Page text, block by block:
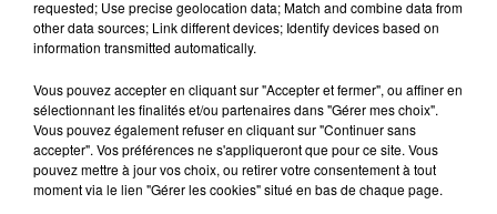
6 août 2026
À Hoerdt, de l’eau brune sort des
6 août 2026
Tags antisémites à Strasbourg :
requested; Use precise geolocation data; Match and combine data from
other data sources; Link different devices; Identify devices based on
information transmitted automatically.
Vous pouvez accepter en cliquant sur "Accepter et fermer", ou affiner en
sélectionnant les finalités et/ou partenaires dans "Gérer mes choix".
Vous pouvez également refuser en cliquant sur "Continuer sans
accepter". Vos préférences ne s'appliqueront que pour ce site. Vous
pouvez mettre à jour vos choix, ou retirer votre consentement à tout
moment via le lien "Gérer les cookies" situé en bas de chaque page.